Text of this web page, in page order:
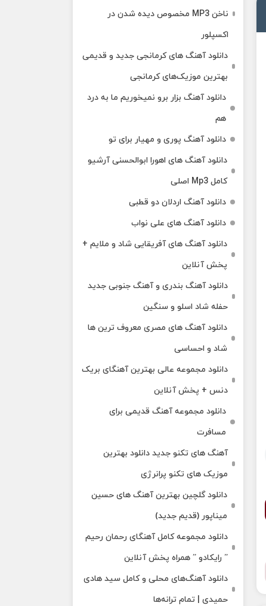
ناخن MP3 مخصوص دیده شدن در
اکسپلور
دانلود آهنگ‌ های کرمانجی جدید و قدیمی
بهترین موزیک‌های کرمانجی
دانلود آهنگ بزار برو نمیخوریم ما به درد
هم
دانلود آهنگ پوری و مهیار برای تو
دانلود آهنگ های اهورا ابوالحسنی آرشیو
کامل Mp3 اصلی
دانلود آهنگ اردلان دو قطبی
دانلود آهنگ های علی نواب
دانلود آهنگ های آفریقایی شاد و ملایم +
پخش آنلاین
دانلود آهنگ بندری و آهنگ جنوبی جدید
حفله شاد اسلو و سنگین
دانلود آهنگ های مصری معروف ترین ها
شاد و احساسی
دانلود مجموعه عالی بهترین آهنگای بریک
دنس + پخش آنلاین
دانلود مجموعه آهنگ قدیمی برای
مسافرت
آهنگ های تکنو جدید دانلود بهترین
موزیک های تکنو پرانرژی
دانلود گلچین بهترین آهنگ های حسین
میناپور (قدیم جدید)
دانلود مجموعه کامل آهنگای رحمان رحیم
” رایکادو ” همراه پخش آنلاین
دانلود آهنگ‌های محلی و کامل سید هادی
حمیدی | تمام ترانه‌ها